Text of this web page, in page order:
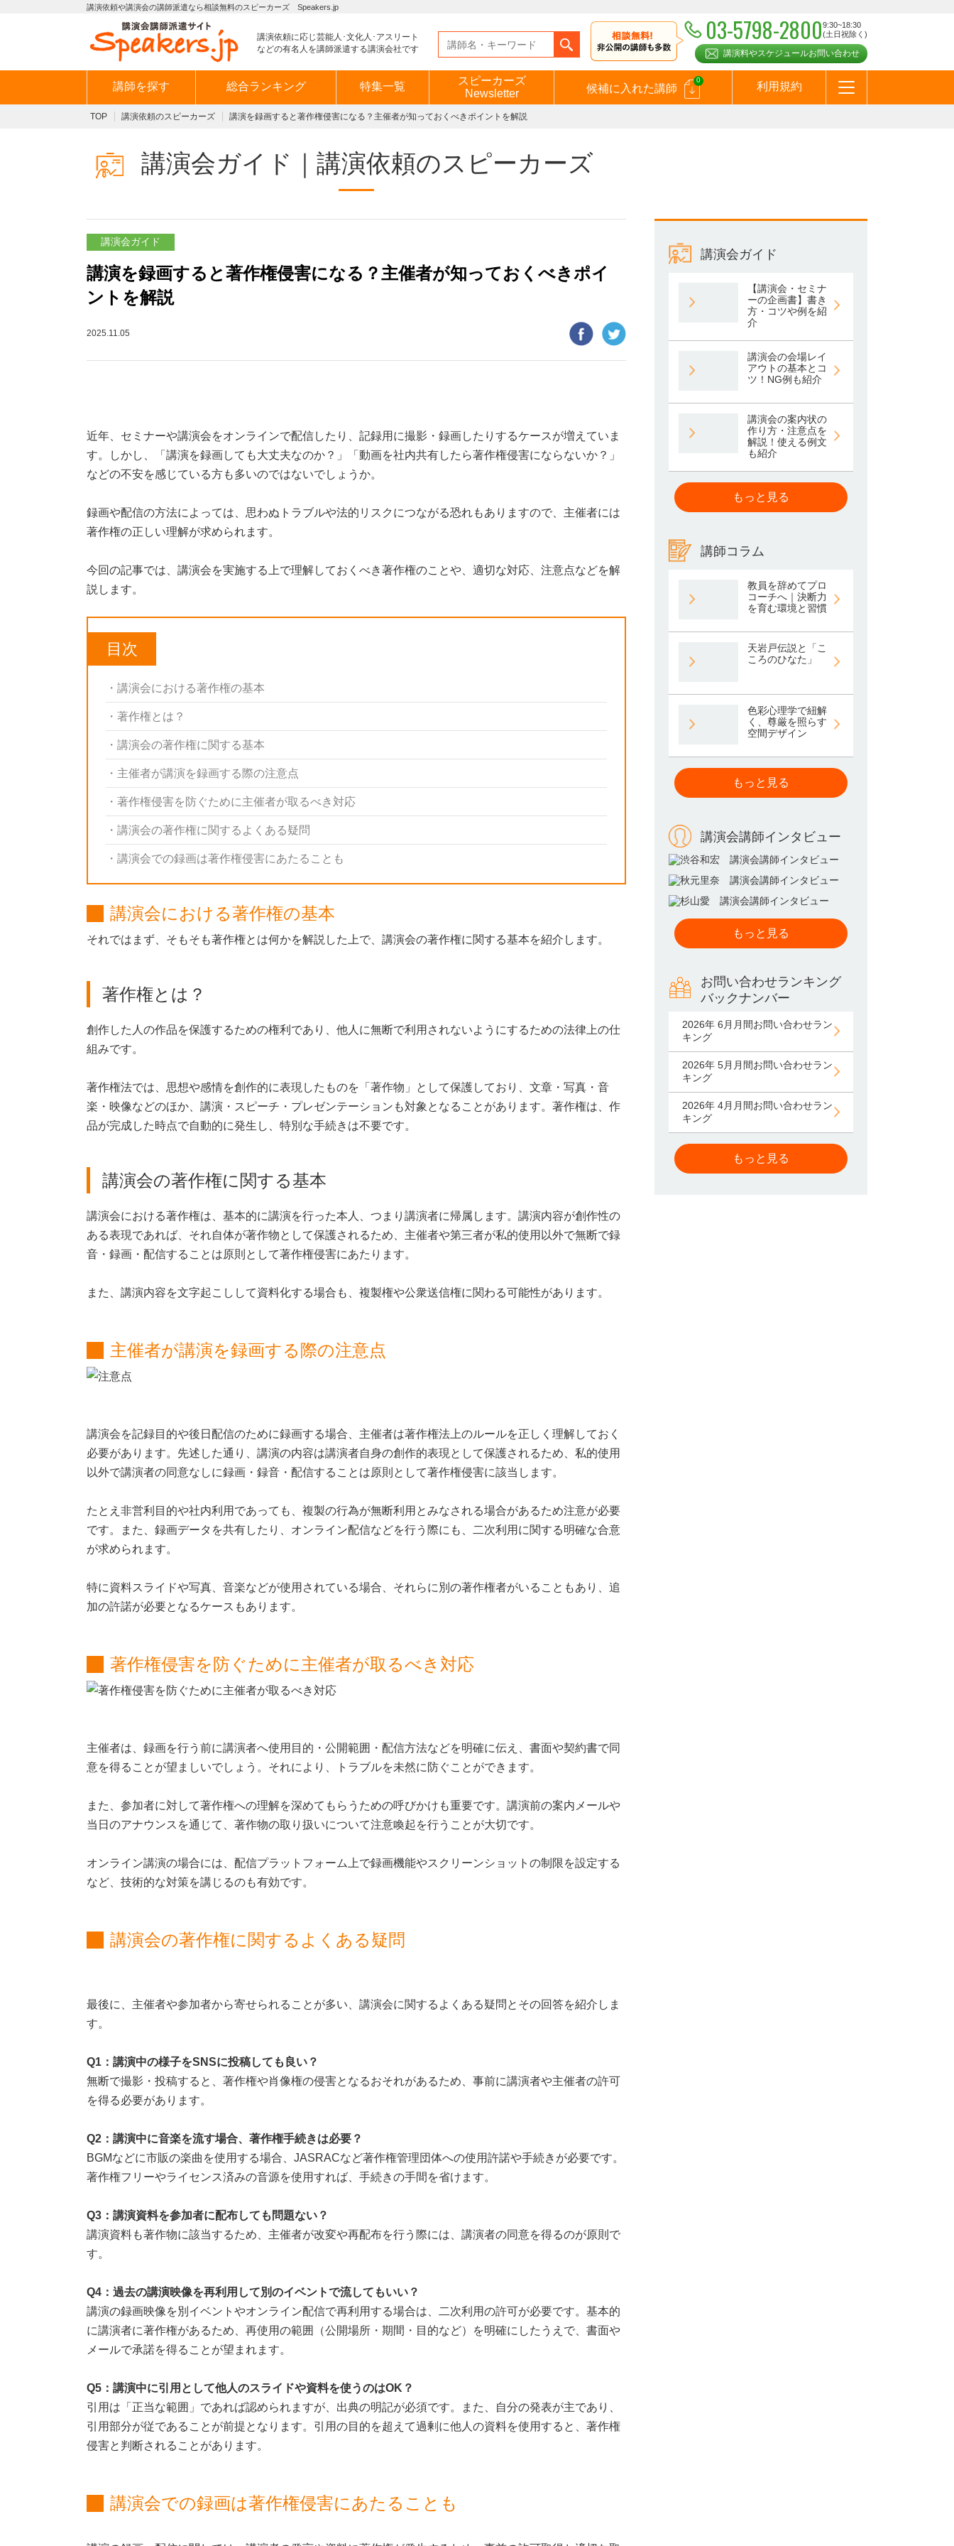
講演依頼や講演会の講師派遣なら相談無料のスピーカーズ Speakers.jp
講演依頼に応じ芸能人･文化人･アスリート
などの有名人を講師派遣する講演会社です
03-5798-28009:30~18:30
(土日祝除く)
講演料やスケジュールお問い合わせ
講師を探す 総合ランキング 特集一覧
スピーカーズ
Newsletter
候補に入れた講師
0
利用規約
TOP 講演依頼のスピーカーズ 講演を録画すると著作権侵害になる？主催者が知っておくべきポイントを解説
講演会ガイド｜講演依頼のスピーカーズ
講演会ガイド
講演を録画すると著作権侵害になる？主催者が知っておくべきポイ
ントを解説
2025.11.05
近年、セミナーや講演会をオンラインで配信したり、記録用に撮影・録画したりするケースが増えていま
す。しかし、「講演を録画しても大丈夫なのか？」「動画を社内共有したら著作権侵害にならないか？」
などの不安を感じている方も多いのではないでしょうか。
録画や配信の方法によっては、思わぬトラブルや法的リスクにつながる恐れもありますので、主催者には
著作権の正しい理解が求められます。
今回の記事では、講演会を実施する上で理解しておくべき著作権のことや、適切な対応、注意点などを解
説します。
目次
講演会における著作権の基本
著作権とは？
講演会の著作権に関する基本
主催者が講演を録画する際の注意点
著作権侵害を防ぐために主催者が取るべき対応
講演会の著作権に関するよくある疑問
講演会での録画は著作権侵害にあたることも
講演会における著作権の基本
それではまず、そもそも著作権とは何かを解説した上で、講演会の著作権に関する基本を紹介します。
著作権とは？
創作した人の作品を保護するための権利であり、他人に無断で利用されないようにするための法律上の仕
組みです。
著作権法では、思想や感情を創作的に表現したものを「著作物」として保護しており、文章・写真・音
楽・映像などのほか、講演・スピーチ・プレゼンテーションも対象となることがあります。著作権は、作
品が完成した時点で自動的に発生し、特別な手続きは不要です。
講演会の著作権に関する基本
講演会における著作権は、基本的に講演を行った本人、つまり講演者に帰属します。講演内容が創作性の
ある表現であれば、それ自体が著作物として保護されるため、主催者や第三者が私的使用以外で無断で録
音・録画・配信することは原則として著作権侵害にあたります。
また、講演内容を文字起こしして資料化する場合も、複製権や公衆送信権に関わる可能性があります。
主催者が講演を録画する際の注意点
講演会を記録目的や後日配信のために録画する場合、主催者は著作権法上のルールを正しく理解しておく
必要があります。先述した通り、講演の内容は講演者自身の創作的表現として保護されるため、私的使用
以外で講演者の同意なしに録画・録音・配信することは原則として著作権侵害に該当します。
たとえ非営利目的や社内利用であっても、複製の行為が無断利用とみなされる場合があるため注意が必要
です。また、録画データを共有したり、オンライン配信などを行う際にも、二次利用に関する明確な合意
が求められます。
特に資料スライドや写真、音楽などが使用されている場合、それらに別の著作権者がいることもあり、追
加の許諾が必要となるケースもあります。
著作権侵害を防ぐために主催者が取るべき対応
主催者は、録画を行う前に講演者へ使用目的・公開範囲・配信方法などを明確に伝え、書面や契約書で同
意を得ることが望ましいでしょう。それにより、トラブルを未然に防ぐことができます。
また、参加者に対して著作権への理解を深めてもらうための呼びかけも重要です。講演前の案内メールや
当日のアナウンスを通じて、著作物の取り扱いについて注意喚起を行うことが大切です。
オンライン講演の場合には、配信プラットフォーム上で録画機能やスクリーンショットの制限を設定する
など、技術的な対策を講じるのも有効です。
講演会の著作権に関するよくある疑問
最後に、主催者や参加者から寄せられることが多い、講演会に関するよくある疑問とその回答を紹介しま
す。
Q1：講演中の様子をSNSに投稿しても良い？
無断で撮影・投稿すると、著作権や肖像権の侵害となるおそれがあるため、事前に講演者や主催者の許可
を得る必要があります。
Q2：講演中に音楽を流す場合、著作権手続きは必要？
BGMなどに市販の楽曲を使用する場合、JASRACなど著作権管理団体への使用許諾や手続きが必要です。
著作権フリーやライセンス済みの音源を使用すれば、手続きの手間を省けます。
Q3：講演資料を参加者に配布しても問題ない？
講演資料も著作物に該当するため、主催者が改変や再配布を行う際には、講演者の同意を得るのが原則で
す。
Q4：過去の講演映像を再利用して別のイベントで流してもいい？
講演の録画映像を別イベントやオンライン配信で再利用する場合は、二次利用の許可が必要です。基本的
に講演者に著作権があるため、再使用の範囲（公開場所・期間・目的など）を明確にしたうえで、書面や
メールで承諾を得ることが望まれます。
Q5：講演中に引用として他人のスライドや資料を使うのはOK？
引用は「正当な範囲」であれば認められますが、出典の明記が必須です。また、自分の発表が主であり、
引用部分が従であることが前提となります。引用の目的を超えて過剰に他人の資料を使用すると、著作権
侵害と判断されることがあります。
講演会での録画は著作権侵害にあたることも
講演会ガイド
【講演会・セミナ
ーの企画書】書き
方・コツや例を紹
介
講演会の会場レイ
アウトの基本とコ
ツ！NG例も紹介
講演会の案内状の
作り方・注意点を
解説！使える例文
も紹介
もっと見る
講師コラム
教員を辞めてプロ
コーチへ｜決断力
を育む環境と習慣
天岩戸伝説と「こ
ころのひなた」
色彩心理学で紐解
く、尊厳を照らす
空間デザイン
もっと見る
講演会講師インタビュー
もっと見る
お問い合わせランキング
バックナンバー
2026年 6月月間お問い合わせラン
キング
2026年 5月月間お問い合わせラン
キング
2026年 4月月間お問い合わせラン
キング
もっと見る